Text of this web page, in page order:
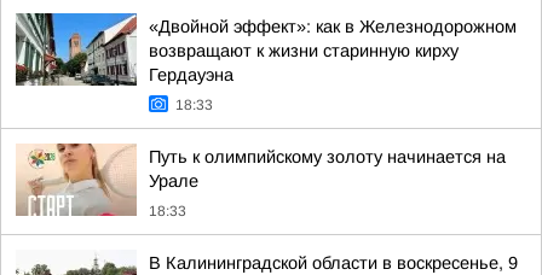
«Двойной эффект»: как в Железнодорожном
возвращают к жизни старинную кирху
Гердауэна
18:33
Путь к олимпийскому золоту начинается на
Урале
18:33
В Калининградской области в воскресенье, 9